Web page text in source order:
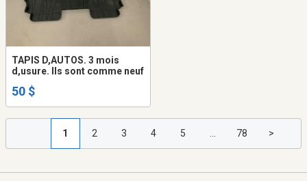
TAPIS D,AUTOS. 3 mois
d,usure. Ils sont comme neuf
50 $
1 2 3 4 5 ... 78 >